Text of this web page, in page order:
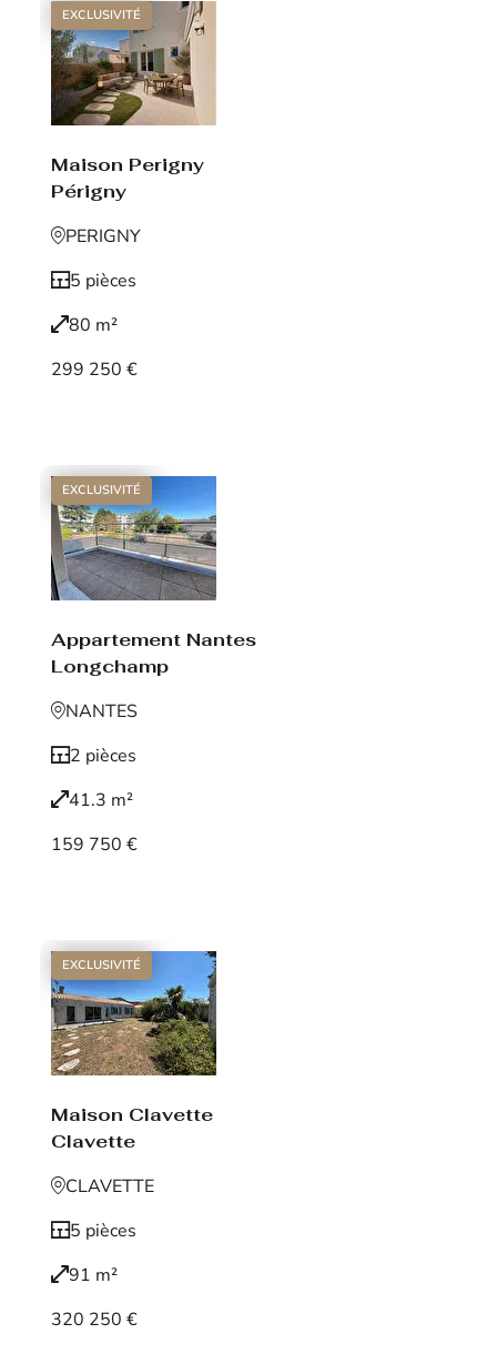
EXCLUSIVITÉ
Maison Perigny
Périgny
PERIGNY
5 pièces
80 m²
299 250 €
EXCLUSIVITÉ
Appartement Nantes
Longchamp
NANTES
2 pièces
41.3 m²
159 750 €
EXCLUSIVITÉ
Maison Clavette
Clavette
CLAVETTE
5 pièces
91 m²
320 250 €